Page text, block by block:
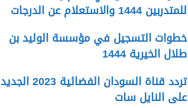
للمتدربين 1444 والاستعلام عن الدرجات
خطوات التسجيل في مؤسسة الوليد بن
طلال الخيرية 1444
تردد قناة السودان الفضائية 2023 الجديد
على النايل سات